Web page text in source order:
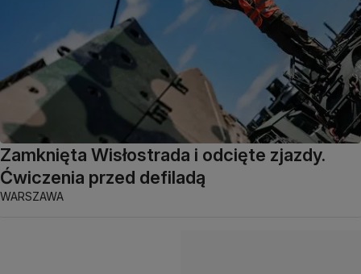
Zamknięta Wisłostrada i odcięte zjazdy.
Ćwiczenia przed defiladą
WARSZAWA